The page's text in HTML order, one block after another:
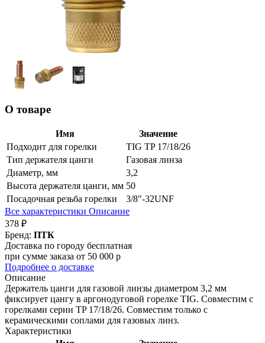
О товаре
Имя
Значение
Подходит для горелки
TIG TP 17/18/26
Тип держателя цанги
Газовая линза
Диаметр, мм
3,2
Высота держателя цанги, мм 50
Посадочная резьба горелки
3/8"-32UNF
Все характеристики Описание
378 ₽
Бренд: ПТК
Доставка по городу бесплатная
при сумме заказа от 50 000 р
Подробнее о доставке
Описание
Держатель цанги для газовой линзы диаметром 3,2 мм
фиксирует цангу в аргонодуговой горелке TIG. Совместим с
горелками серии TP 17/18/26. Совместим только с
керамическими соплами для газовых линз.
Характеристики